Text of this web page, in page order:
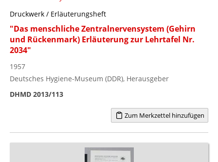
Druckwerk / Erläuterungsheft
"Das menschliche Zentralnervensystem (Gehirn
und Rückenmark) Erläuterung zur Lehrtafel Nr.
2034"
1957
Deutsches Hygiene-Museum (DDR), Herausgeber
DHMD 2013/113
Zum Merkzettel hinzufügen